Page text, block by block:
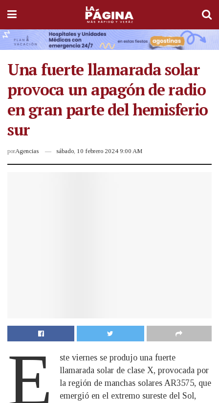
Una fuerte llamarada solar
provoca un apagón de radio
en gran parte del hemisferio
sur
porAgencias sábado, 10 febrero 2024 9:00 AM
E
ste viernes se produjo una fuerte
llamarada solar de clase X, provocada por
la región de manchas solares AR3575, que
emergió en el extremo sureste del Sol,